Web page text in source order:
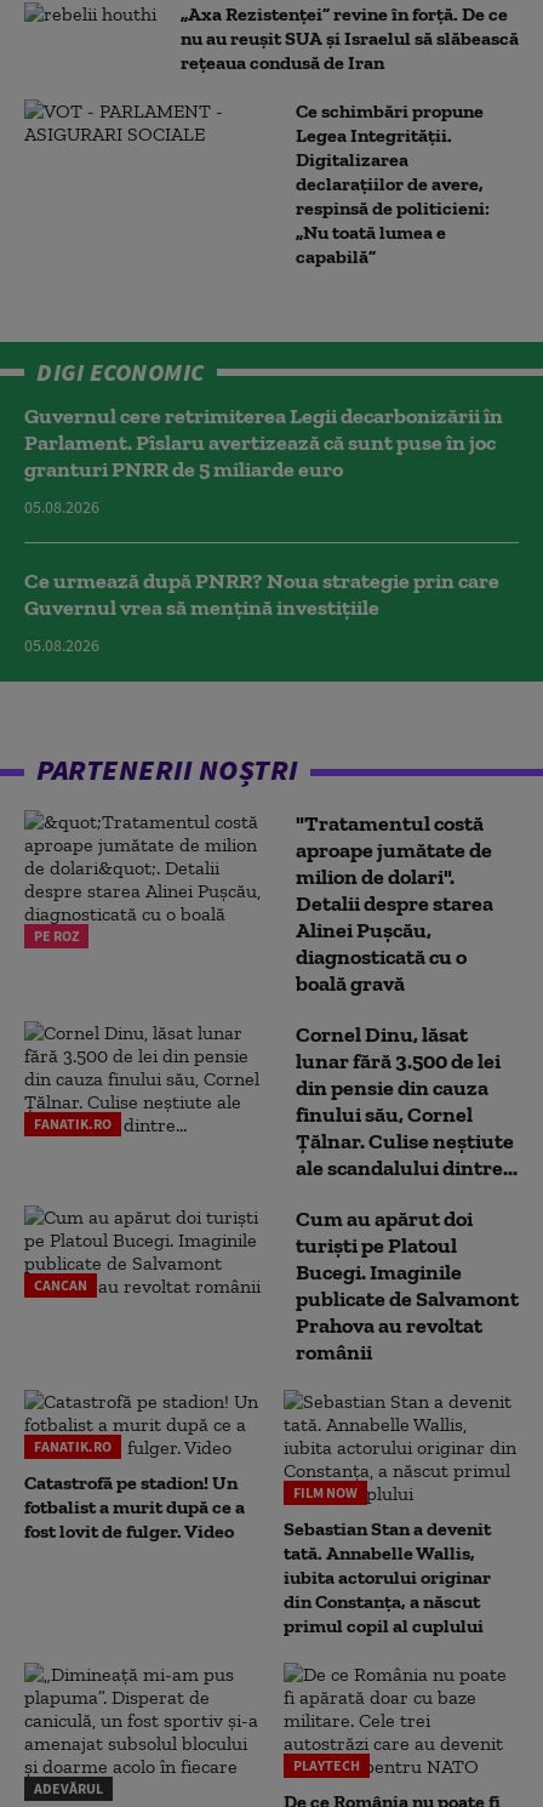
„Axa Rezistenței” revine în forță. De ce
nu au reușit SUA și Israelul să slăbească
rețeaua condusă de Iran
Ce schimbări propune
Legea Integrității.
Digitalizarea
declarațiilor de avere,
respinsă de politicieni:
„Nu toată lumea e
capabilă”
DIGI ECONOMIC
Guvernul cere retrimiterea Legii decarbonizării în
Parlament. Pîslaru avertizează că sunt puse în joc
granturi PNRR de 5 miliarde euro
05.08.2026
Ce urmează după PNRR? Noua strategie prin care
Guvernul vrea să mențină investițiile
05.08.2026
PARTENERII NOȘTRI
PE ROZ
"Tratamentul costă
aproape jumătate de
milion de dolari".
Detalii despre starea
Alinei Pușcău,
diagnosticată cu o
boală gravă
FANATIK.RO
Cornel Dinu, lăsat
lunar fără 3.500 de lei
din pensie din cauza
finului său, Cornel
Țălnar. Culise neștiute
ale scandalului dintre...
CANCAN
Cum au apărut doi
turiști pe Platoul
Bucegi. Imaginile
publicate de Salvamont
Prahova au revoltat
românii
FANATIK.RO
Catastrofă pe stadion! Un
fotbalist a murit după ce a
fost lovit de fulger. Video
FILM NOW
Sebastian Stan a devenit
tată. Annabelle Wallis,
iubita actorului originar
din Constanța, a născut
primul copil al cuplului
ADEVĂRUL
PLAYTECH
De ce România nu poate fi